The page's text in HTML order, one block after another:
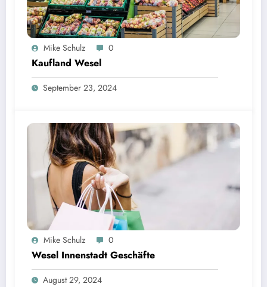
Mike Schulz 0
Kaufland Wesel
September 23, 2024
Mike Schulz 0
Wesel Innenstadt Geschäfte
August 29, 2024